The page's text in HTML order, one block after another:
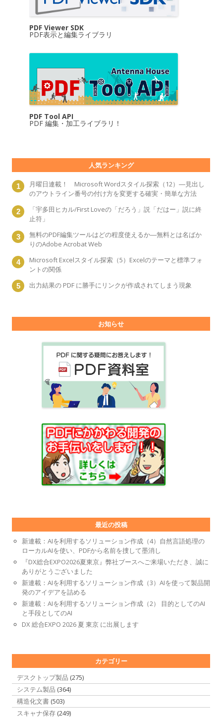
PDF Viewer SDK
PDF表示と編集ライブラリ
PDF Tool API
PDF 編集・加工ライブラリ！
人気ランキング
月曜日連載！ Microsoft Wordスタイル探索（12）―見出し
のアウトライン番号の付け方を変更する確実・簡単な方法
「宇多田ヒカル/First Loveの「だろう」説「だはー」説に終
止符」
無料のPDF編集ツールはどの程度使えるか―無料とは名ばか
りのAdobe Acrobat Web
Microsoft Excelスタイル探索（5）Excelのテーマと標準フォ
ントの関係
出力結果の PDF に勝手にリンクが作成されてしまう現象
お知らせ
最近の投稿
新連載：AIを利用するソリューション作成（4）自然言語処理の
ローカルAIを使い、PDFから名前を捜して墨消し
『DX総合EXPO2026夏東京』弊社ブースへご来場いただき、誠に
ありがとうございました
新連載：AIを利用するソリューション作成（3）AIを使って製品開
発のアイデアを詰める
新連載：AIを利用するソリューション作成（2） 目的としてのAI
と手段としてのAI
DX 総合EXPO 2026 夏 東京 に出展します
カテゴリー
デスクトップ製品 (275)
システム製品 (364)
構造化文書 (503)
スキャナ保存 (249)